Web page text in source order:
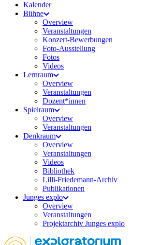
Kalender
Bühne
Overview
Veranstaltungen
Konzert-Bewerbungen
Foto-Ausstellung
Fotos
Videos
Lernraum
Overview
Veranstaltungen
Dozent*innen
Spielraum
Overview
Veranstaltungen
Denkraum
Overview
Veranstaltungen
Videos
Bibliothek
Lilli-Friedemann-Archiv
Publikationen
Junges explo
Overview
Veranstaltungen
Projektarchiv Junges explo